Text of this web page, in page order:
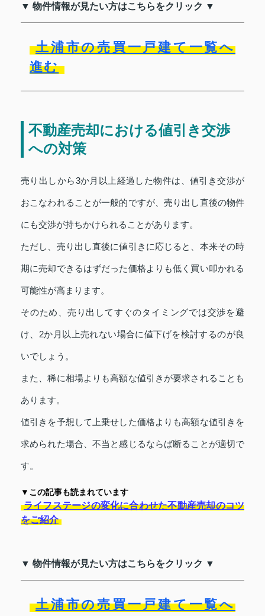
▼ 物件情報が見たい方はこちらをクリック ▼
土浦市の売買一戸建て一覧へ
進む
不動産売却における値引き交渉
への対策
売り出しから3か月以上経過した物件は、値引き交渉が
おこなわれることが一般的ですが、売り出し直後の物件
にも交渉が持ちかけられることがあります。
ただし、売り出し直後に値引きに応じると、本来その時
期に売却できるはずだった価格よりも低く買い叩かれる
可能性が高まります。
そのため、売り出してすぐのタイミングでは交渉を避
け、2か月以上売れない場合に値下げを検討するのが良
いでしょう。
また、稀に相場よりも高額な値引きが要求されることも
あります。
値引きを予想して上乗せした価格よりも高額な値引きを
求められた場合、不当と感じるならば断ることが適切で
す。
▼この記事も読まれています
ライフステージの変化に合わせた不動産売却のコツ
をご紹介
▼ 物件情報が見たい方はこちらをクリック ▼
土浦市の売買一戸建て一覧へ